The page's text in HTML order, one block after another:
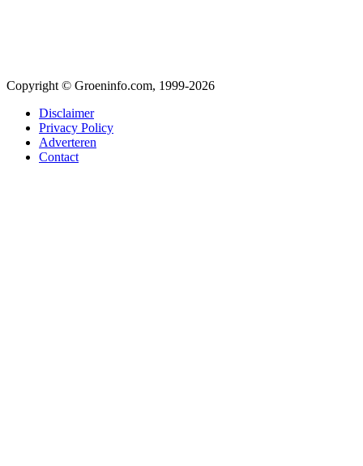
Copyright © Groeninfo.com, 1999-2026
Disclaimer
Privacy Policy
Adverteren
Contact